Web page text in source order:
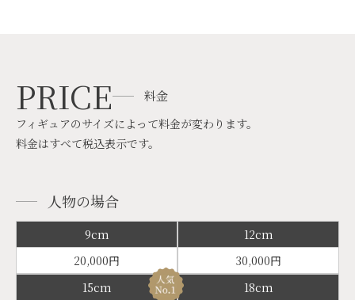
PRICE 料金
フィギュアのサイズによって料金が変わります。
料金はすべて税込表示です。
人物の場合
9cm
12cm
20,000円
30,000円
15cm
18cm